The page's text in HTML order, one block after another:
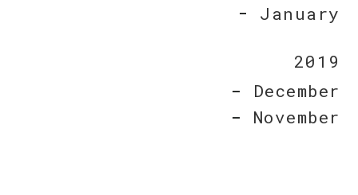
January
2019
December
November